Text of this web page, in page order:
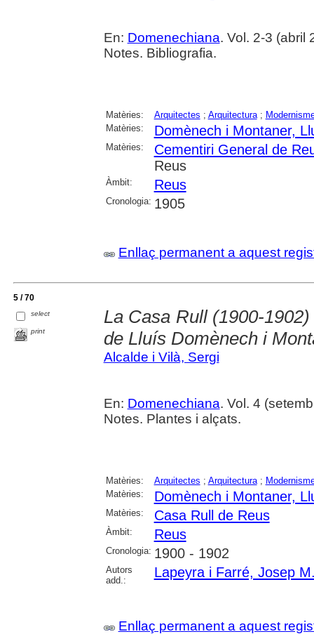
En: Domenechiana. Vol. 2-3 (abril
Notes. Bibliografia.
Matèries: Arquitectes ; Arquitectura;
Matèries:
Domènech i Montaner,
Matèries:
Cementiri General de
Reus
Àmbit: Reus
Cronologia: 1905
Enllaç permanent a aquest
5 / 70
select
print
La Casa Rull (1900-
de Lluís Domènech i
Alcalde i Vilà, Sergi
En: Domenechiana. Vol. 4
Notes. Plantes i alçats.
Matèries: Arquitectes ; Arquitectura;
Matèries:
Domènech i Montaner,
Matèries: Casa Rull de Reus
Àmbit: Reus
Cronologia: 1900 - 1902
Autors
add.:
Lapeyra i Farré, Josep
Enllaç permanent a aquest